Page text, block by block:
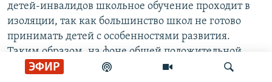
ЭФИР
детей-инвалидов школьное обучение проходит в
изоляции, так как большинство школ не готово
принимать детей с особенностями развития.
Таким образом, на фоне общей положительной
статистики достижение целей развития